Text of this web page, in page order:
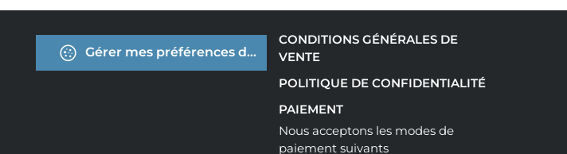
Gérer mes préférences de cookies
CONDITIONS GÉNÉRALES DE
VENTE
POLITIQUE DE CONFIDENTIALITÉ
PAIEMENT
Nous acceptons les modes de
paiement suivants